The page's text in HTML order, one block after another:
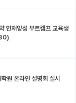
인재양성 부트캠프 교육생
원 온라인 설명회 실시